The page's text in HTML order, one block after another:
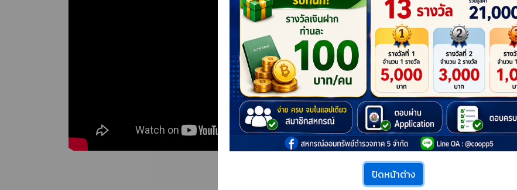
ภาพบรรยากาศโครงการอบรมสร้าง
อาชีพเสริม เพิ่มคุณภาพชีวิตให้กับ
สมาชิกสหกรณ์ ประจำปี 2569
หลักสูตร “การย้อมสีธรรมชาติ”
ประกาศรายชื่อผู้โชคดีที่ได้รับเ
จาก "โครงการส่งเสริมการอ
ฉลองครบรอบ 20 ปี แห่งการ
สหกรณ์ "
สหกรณ์ออมทรัพย์ตำรวจภูธร
ภาค 5 จำกัด
ปิดหน้าต่าง